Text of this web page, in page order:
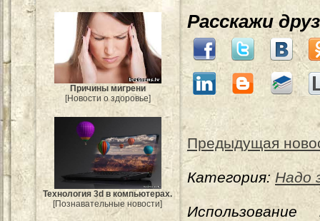
Причины мигрени
[Новости о здоровье]
Технология 3d в компьютерах.
[Познавательные новости]
Расскажи
Предыдущая
Категория:Надо